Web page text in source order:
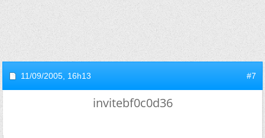
11/09/2005, 16h13 #7
invitebf0c0d36